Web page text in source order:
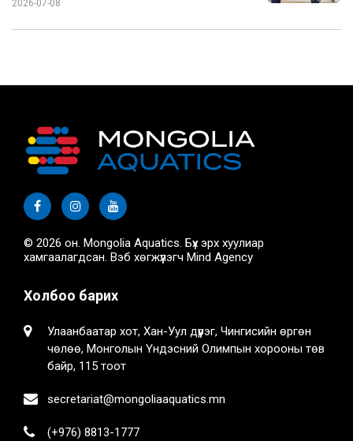
2026-07-08
© 2026 он. Mongolia Aquatics. Бүх эрх хуулиар
хамгаалагдсан. Вэб хөгжүүлэгч Mind Agency
Холбоо барих
Улаанбаатар хот, Хан-Уул дүүрэг, Чингисийн өргөн
чөлөө, Монголын Үндэсний Олимпын хорооны төв
байр, 115 тоот
secretariat@mongoliaaquatics.mn
(+976) 8813-1777